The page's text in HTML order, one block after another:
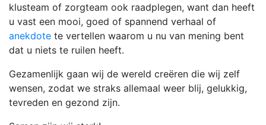
klusteam of zorgteam ook raadplegen, want dan heeft
u vast een mooi, goed of spannend verhaal of
anekdote te vertellen waarom u nu van mening bent
dat u niets te ruilen heeft.
Gezamenlijk gaan wij de wereld creëren die wij zelf
wensen, zodat we straks allemaal weer blij, gelukkig,
tevreden en gezond zijn.